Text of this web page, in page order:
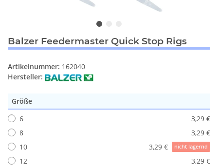
Balzer Feedermaster Quick Stop Rigs
Artikelnummer: 162040
Hersteller:
Größe
6
3,29 €
8
3,29 €
10
3,29 € nicht lagernd
12 3,29 €